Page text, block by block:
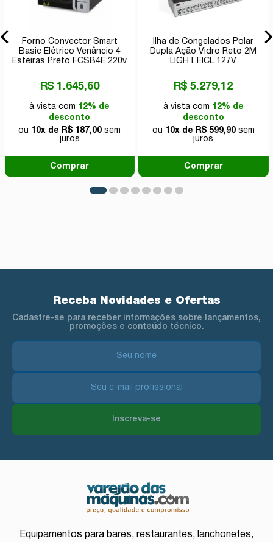
Forno Convector Smart
Basic Elétrico Venâncio 4
Esteiras Preto FCSB4E 220v
R$ 1.645,60
à vista com 12% de
desconto
ou 10x de R$ 187,00 sem
juros
Comprar
Ilha de Congelados Polar
Dupla Ação Vidro Reto 2M
LIGHT EICL 127V
R$ 5.279,12
à vista com 12% de
desconto
ou 10x de R$ 599,90sem
juros
Comprar
Receba Novidades e Ofertas
Cadastre-se para receber informações sobre lançamentos,
promoções e conteúdo técnico.
Inscreva-se
Equipamentos para bares, restaurantes, lanchonetes,